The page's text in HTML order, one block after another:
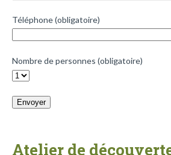
Téléphone (obligatoire)
Nombre de personnes (obligatoire)
Atelier de